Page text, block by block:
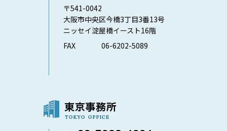
〒541-0042
大阪市中央区今橋3丁目3番13号
ニッセイ淀屋橋イースト16階
FAX
06-6202-5089